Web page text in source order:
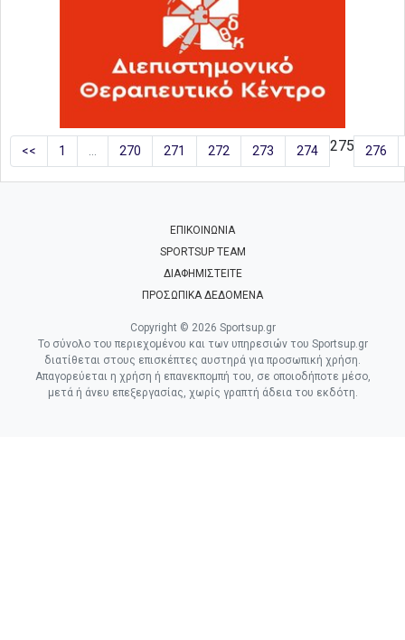
<< 1 … 270 271 272 273 274 275 276
ΕΠΙΚΟΙΝΩΝΙΑ
SPORTSUP TEAM
ΔΙΑΦΗΜΙΣΤΕΙΤΕ
ΠΡΟΣΩΠΙΚΑ ΔΕΔΟΜΕΝΑ
Copyright © 2026 Sportsup.gr
Το σύνολο του περιεχομένου και των υπηρεσιών του Sportsup.gr
διατίθεται στους επισκέπτες αυστηρά για προσωπική χρήση.
Απαγορεύεται η χρήση ή επανεκπομπή του, σε οποιοδήποτε μέσο,
μετά ή άνευ επεξεργασίας, χωρίς γραπτή άδεια του εκδότη.